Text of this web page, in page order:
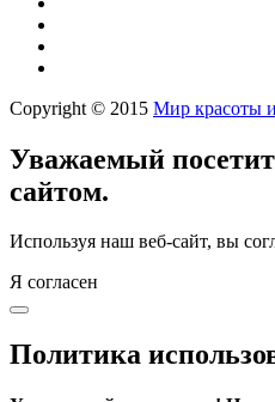
Copyright © 2015 Мир красоты
Уважаемый
сайтом.
Используя наш веб-сайт, вы
Я согласен
Политика